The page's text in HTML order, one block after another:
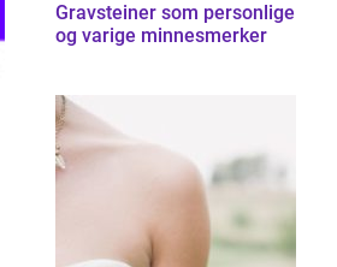
Gravsteiner som personlige
og varige minnesmerker